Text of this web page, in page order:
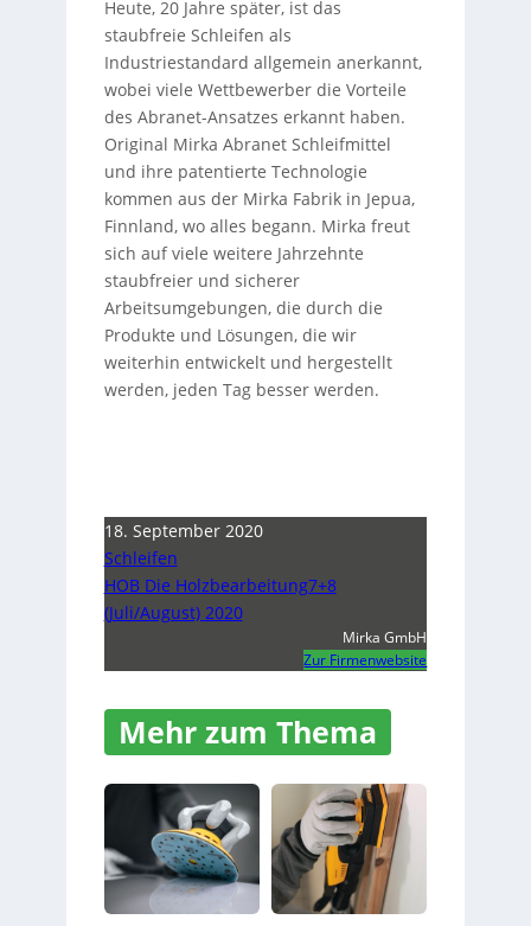
Heute, 20 Jahre später, ist das
staubfreie Schleifen als
Industriestandard allgemein anerkannt,
wobei viele Wettbewerber die Vorteile
des Abranet-Ansatzes erkannt haben.
Original Mirka Abranet Schleifmittel
und ihre patentierte Technologie
kommen aus der Mirka Fabrik in Jepua,
Finnland, wo alles begann. Mirka freut
sich auf viele weitere Jahrzehnte
staubfreier und sicherer
Arbeitsumgebungen, die durch die
Produkte und Lösungen, die wir
weiterhin entwickelt und hergestellt
werden, jeden Tag besser werden.
18. September 2020
Schleifen
HOB Die Holzbearbeitung7+8
(Juli/August) 2020
Mirka GmbH
Zur Firmenwebsite
Mehr zum Thema